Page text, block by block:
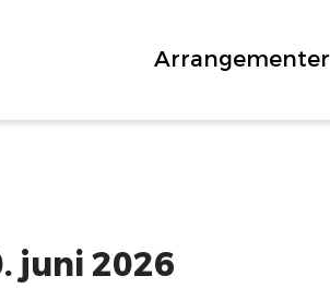
Arrangementer
juni 2026